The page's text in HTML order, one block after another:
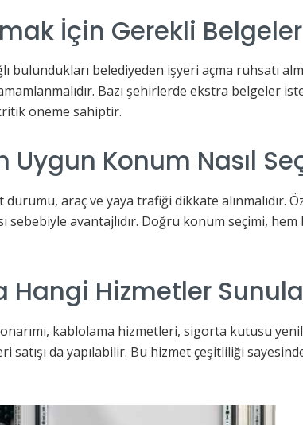
İçin Gerekli
bulundukları belediyeden işyeri açma ruhsatı
Bazı şehirlerde ekstra belgeler
öneme sahiptir.
Uygun Konum Nasıl
araç ve yaya trafiği dikkate alınmalıdır.
sebebiyle avantajlıdır. Doğru konum seçimi,
Hangi Hizmetler
kablolama hizmetleri, sigorta kutusu
satışı da yapılabilir. Bu hizmet çeşitliliği